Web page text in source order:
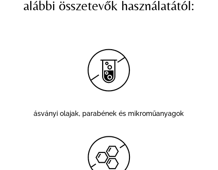
alábbi összetevők használatától:
ásványi olajak, parabének és mikroműanyagok